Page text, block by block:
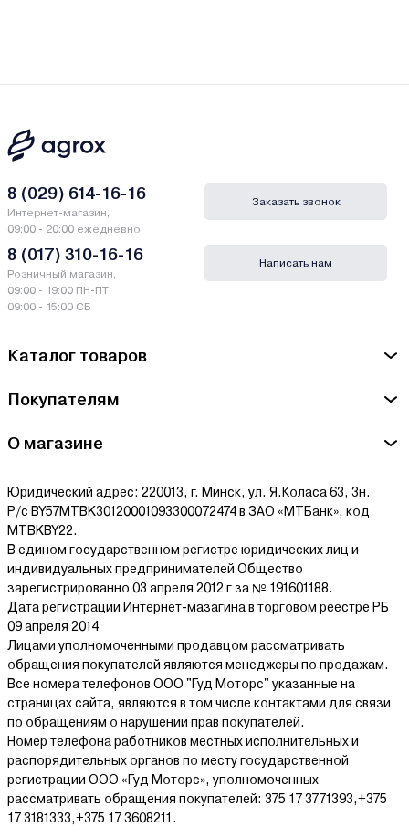
Каталог товаров
Покупателям
О магазине
Юридический адрес: 220013, г. Минск, ул. Я.Коласа 63, 3н.
Р/с BY57MTBK30120001093300072474 в ЗАО «МТБанк», код
MTBKBY22.
В едином государственном регистре юридических лиц и
индивидуальных предпринимателей Общество
зарегистрированно 03 апреля 2012 г за № 191601188.
Дата регистрации Интернет-мазагина в торговом реестре РБ
09 апреля 2014
Лицами уполномоченными продавцом рассматривать
обращения покупателей являются менеджеры по продажам.
Все номера телефонов ООО "Гуд Моторс" указанные на
страницах сайта, являются в том числе контактами для связи
по обращениям о нарушении прав покупателей.
Номер телефона работников местных исполнительных и
распорядительных органов по месту государственной
регистрации ООО «Гуд Моторс», уполномоченных
рассматривать обращения покупателей: 375 17 3771393,+375
17 3181333,+375 17 3608211.
8 (029) 614-16-16
Интернет-магазин,
09:00 - 20:00 ежедневно
8 (017) 310-16-16
Розничный магазин,
09:00 - 19:00 ПН-ПТ
09:00 - 15:00 СБ
Заказать звонок
Написать нам